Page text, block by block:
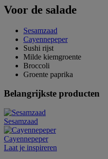
Voor de salade
Sesamzaad
Cayennepeper
Sushi rijst
Milde kiemgroente
Broccoli
Groente paprika
Belangrijkste producten
Sesamzaad
Cayennepeper
Laat je inspireren